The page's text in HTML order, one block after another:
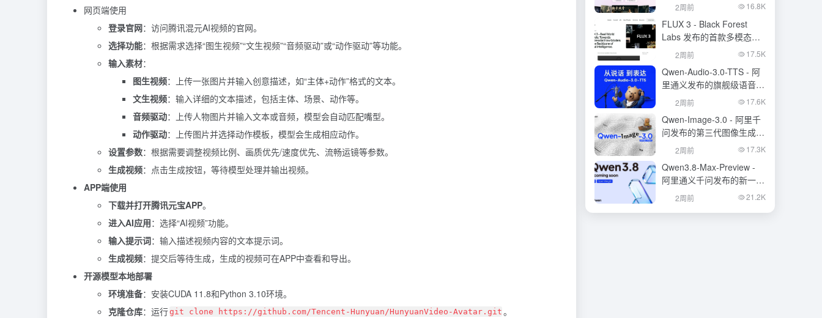
网页端使用
登录官网：访问腾讯混元AI视频的官网。
选择功能：根据需求选择“图生视频”“文生视频”“音频驱动”或“动作驱动”等功能。
输入素材：
图生视频：上传一张图片并输入创意描述，如“主体+动作”格式的文本。
文生视频：输入详细的文本描述，包括主体、场景、动作等。
音频驱动：上传人物图片并输入文本或音频，模型会自动匹配嘴型。
动作驱动：上传图片并选择动作模板，模型会生成相应动作。
设置参数：根据需要调整视频比例、画质优先/速度优先、流畅运镜等参数。
生成视频：点击生成按钮，等待模型处理并输出视频。
APP端使用
下载并打开腾讯元宝APP。
进入AI应用：选择“AI视频”功能。
输入提示词：输入描述视频内容的文本提示词。
生成视频：提交后等待生成，生成的视频可在APP中查看和导出。
开源模型本地部署
环境准备：安装CUDA 11.8和Python 3.10环境。
克隆仓库：运行git clone https://github.com/Tencent-Hunyuan/HunyuanVideo-Avatar.git 。
2周前 16.8K
FLUX 3 - Black Forest
Labs 发布的首款多模态基
础模型
2周前 17.5K
Qwen-Audio-3.0-TTS - 阿
里通义发布的旗舰级语音合
成大模型
2周前 17.6K
Qwen-Image-3.0 - 阿里千
问发布的第三代图像生成基
础模型
2周前 17.3K
Qwen3.8-Max-Preview -
阿里通义千问发布的新一代
旗舰大模型
2周前 21.2K